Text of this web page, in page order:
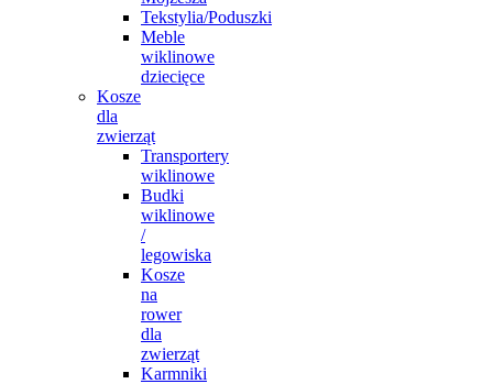
Tekstylia/Poduszki
Meble
wiklinowe
dziecięce
Kosze
dla
zwierząt
Transportery
wiklinowe
Budki
wiklinowe
/
legowiska
Kosze
na
rower
dla
zwierząt
Karmniki